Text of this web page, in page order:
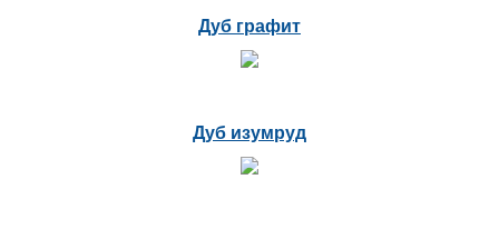
Дуб графит
Дуб изумруд